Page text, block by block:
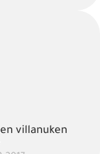
villanuken